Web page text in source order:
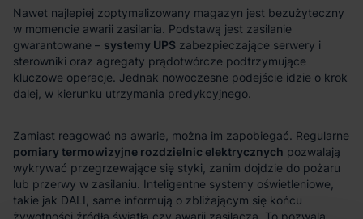
systemy UPS
pomiary termowizyjne rozdzielnic elektrycznych